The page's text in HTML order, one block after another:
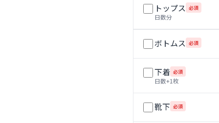
トップス 必須
日数分
ボトムス 必須
下着 必須
日数+1枚
靴下 必須